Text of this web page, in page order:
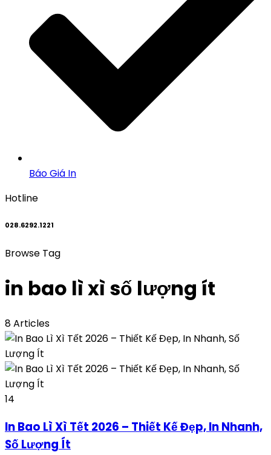
Báo Giá In
Hotline
028.6292.1221
Browse Tag
in bao lì xì số lượng ít
8 Articles
14
In Bao Lì Xì Tết 2026 – Thiết Kế Đẹp, In Nhanh,
Số Lượng Ít